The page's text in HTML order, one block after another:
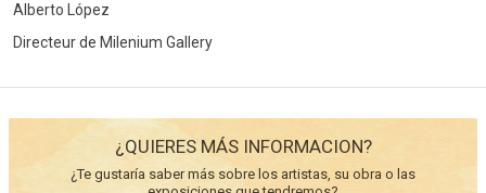
Alberto López
Directeur de Milenium Gallery
¿QUIERES MÁS INFORMACION?
¿Te gustaría saber más sobre los artistas, su obra o las